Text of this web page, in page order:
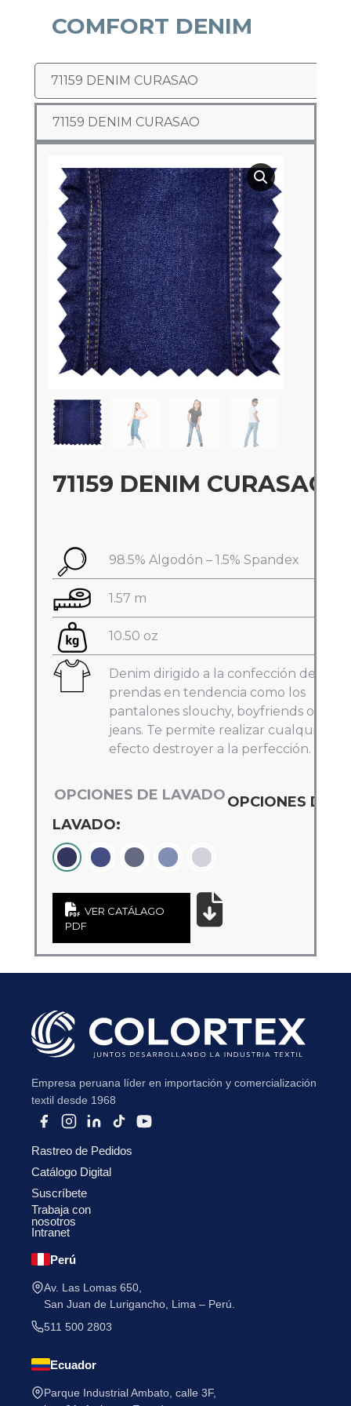
COMFORT DENIM
71159 DENIM CURASAO
71159 DENIM CURASAO
71159 DENIM CURASAO
98.5% Algodón – 1.5% Spandex
1.57 m
10.50 oz
Denim dirigido a la confección de
prendas en tendencia como los
pantalones slouchy, boyfriends o mom
jeans. Te permite realizar cualquier
efecto destroyer a la perfección.
VER CATÁLAGO
PDF
Empresa peruana líder en importación y comercialización
textil desde 1968
Rastreo de Pedidos
Catálogo Digital
Suscríbete
Trabaja con
nosotros
Intranet
Perú
Av. Las Lomas 650,
San Juan de Lurigancho, Lima – Perú.
511 500 2803
Ecuador
Parque Industrial Ambato, calle 3F,
Datos personales: